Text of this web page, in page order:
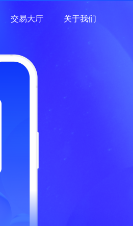
交易大厅 关于我们